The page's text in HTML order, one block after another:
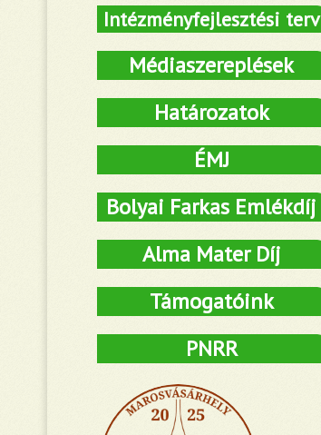
Intézményfejlesztési terv
Médiaszereplések
Határozatok
ÉMJ
Bolyai Farkas Emlékdíj
Alma Mater Díj
Támogatóink
PNRR